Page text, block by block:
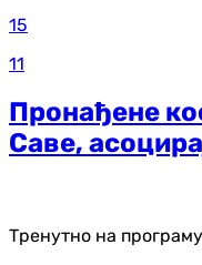
15
11
Пронађене
Саве,
Тренутно на програму